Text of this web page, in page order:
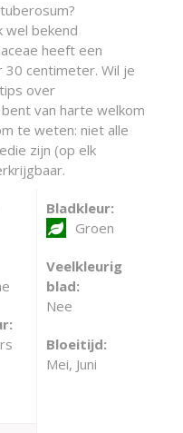
wel bekend
heeft een
30 centimeter. Wil je
over
van harte welkom
te weten: niet alle
zijn (op elk
Bladkleur:
Groen
Veelkleurig
blad:
Nee
Bloeitijd:
Mei, Juni